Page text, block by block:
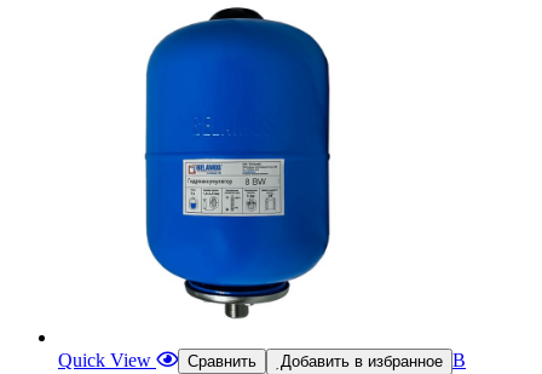
Quick View Сравнить Добавить в избранное В